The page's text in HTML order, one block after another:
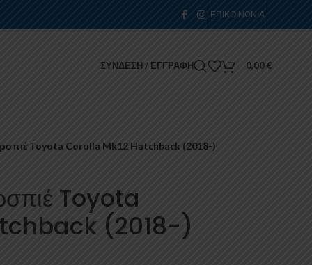
ΕΠΙΚΟΙΝΩΝΊΑ
ΣΎΝΔΕΣΗ / ΕΓΓΡΑΦΉ 0,00€
Toyota Corolla Mk12 Hatchback (2018-)
Toyota
(2018-)